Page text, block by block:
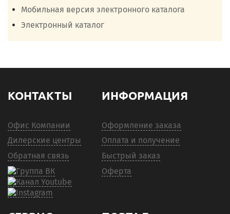
Мобильная версия электронного каталога
Электронный каталог
КОНТАКТЫ
Офис Компании
Дилерские центры
Обратная связь
ИНФОРМАЦИЯ
Оформление заказа
Оплата и получение
Быстрый заказ
Оферта